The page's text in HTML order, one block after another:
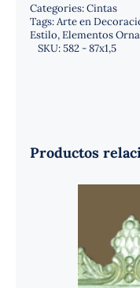
Categories:Cintas
Tags:Arte en
Estilo,Elementos
SKU:582 - 87x1,5
Productos